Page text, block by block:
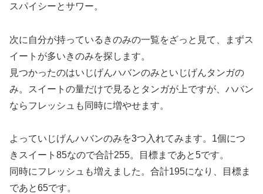
スパイシーとサワー。
次に自分が持っているきのみの一覧をざっと見て、まずス
イートが多いきのみを探します。
見つかったのはいじげんハバンのみといじげんタンガの
み。スイートの量だけで見るとタンガが上ですが、ハバン
ならフレッシュも同時に増やせます。
よっていじげんハバンのみを3つ入れてみます。1個につ
きスイート85なので合計255。目標まであと5です。
同時にフレッシュも増えました。合計195になり、目標ま
であと65です。